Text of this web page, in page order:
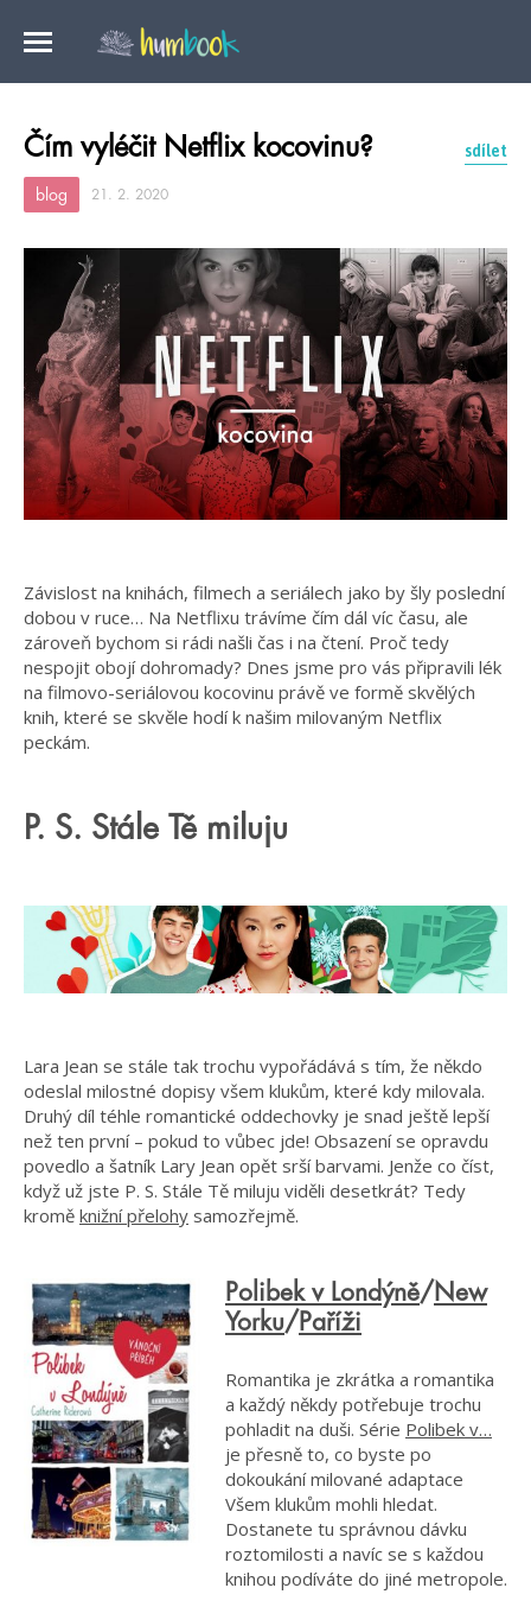
Čím vyléčit Netflix kocovinu? sdílet
blog 21. 2. 2020
Závislost na knihách, filmech a seriálech jako by šly poslední
dobou v ruce… Na Netflixu trávíme čím dál víc času, ale
zároveň bychom si rádi našli čas i na čtení. Proč tedy
nespojit obojí dohromady? Dnes jsme pro vás připravili lék
na filmovo-seriálovou kocovinu právě ve formě skvělých
knih, které se skvěle hodí k našim milovaným Netflix
peckám.
P. S. Stále Tě miluju
Lara Jean se stále tak trochu vypořádává s tím, že někdo
odeslal milostné dopisy všem klukům, které kdy milovala.
Druhý díl téhle romantické oddechovky je snad ještě lepší
než ten první – pokud to vůbec jde! Obsazení se opravdu
povedlo a šatník Lary Jean opět srší barvami. Jenže co číst,
když už jste P. S. Stále Tě miluju viděli desetkrát? Tedy
kromě knižní přelohy samozřejmě.
Polibek v Londýně/ New
Yorku/ Paříži
Romantika je zkrátka a romantika
a každý někdy potřebuje trochu
pohladit na duši. Série Polibek v…
je přesně to, co byste po
dokoukání milované adaptace
Všem klukům mohli hledat.
Dostanete tu správnou dávku
roztomilosti a navíc se s každou
knihou podíváte do jiné metropole.